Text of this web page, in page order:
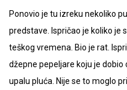
Ponovio je tu izreku nekoliko
predstave. Ispričao je koliko je
teškog vremena. Bio je rat.
džepne pepeljare koju je
upalu pluća. Nije se to moglo